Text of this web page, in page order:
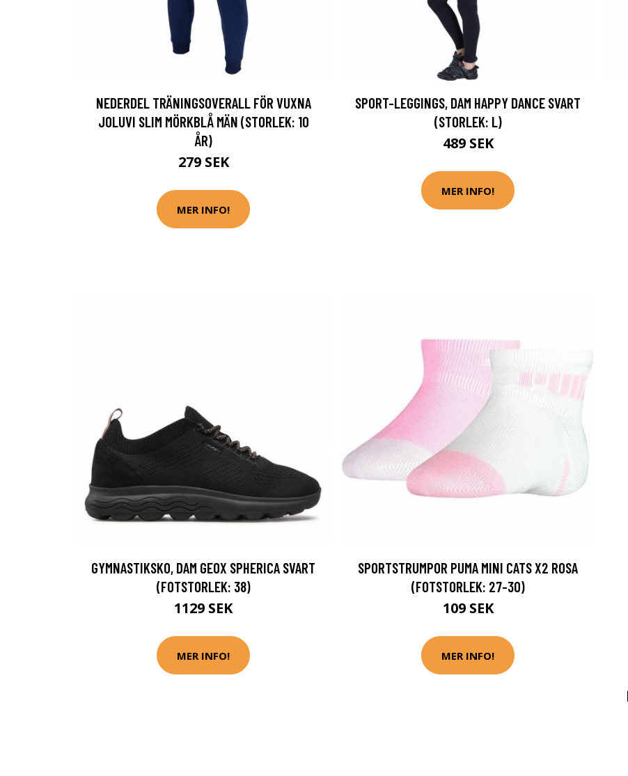
NEDERDEL TRÄNINGSOVERALL FÖR VUXNA
JOLUVI SLIM MÖRKBLÅ MÄN (STORLEK: 10
ÅR)
279 SEK
MER INFO!
SPORT-LEGGINGS, DAM HAPPY DANCE SVART
(STORLEK: L)
489 SEK
MER INFO!
GYMNASTIKSKO, DAM GEOX SPHERICA SVART
(FOTSTORLEK: 38)
1129 SEK
MER INFO!
SPORTSTRUMPOR PUMA MINI CATS X2 ROSA
(FOTSTORLEK: 27-30)
109 SEK
MER INFO!